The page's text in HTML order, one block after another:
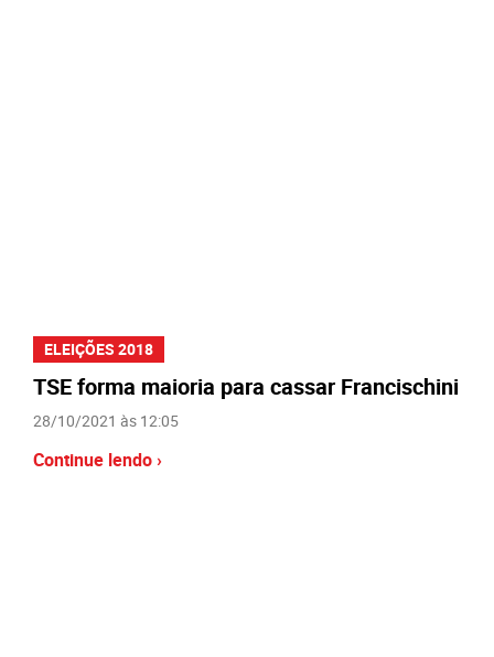
ELEIÇÕES 2018
TSE forma maioria para cassar Francischini
28/10/2021 às 12:05
Continue lendo ›